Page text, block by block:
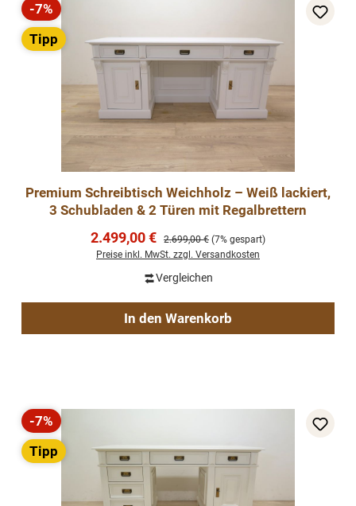
Rabatt
-7%
Tipp
Premium Schreibtisch Weichholz – Weiß lackiert,
3 Schubladen & 2 Türen mit Regalbrettern
Verkaufspreis:
2.499,00 € Regulärer Preis:
2.699,00 € (7% gespart)
Preise inkl. MwSt. zzgl. Versandkosten
Vergleichen
In den Warenkorb
Rabatt
-7%
Tipp